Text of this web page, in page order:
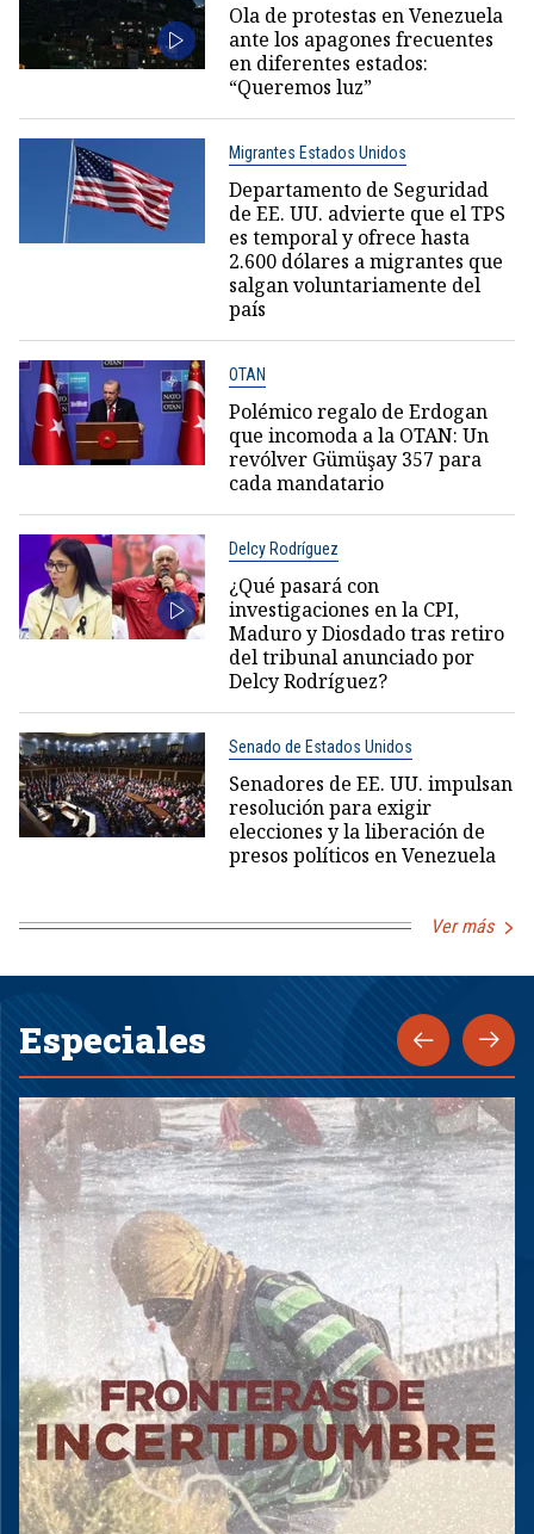
Ola de protestas en Venezuela
ante los apagones frecuentes
en diferentes estados:
“Queremos luz”
Migrantes Estados Unidos
Departamento de Seguridad
de EE. UU. advierte que el TPS
es temporal y ofrece hasta
2.600 dólares a migrantes que
salgan voluntariamente del
país
OTAN
Polémico regalo de Erdogan
que incomoda a la OTAN: Un
revólver Gümüşay 357 para
cada mandatario
Delcy Rodríguez
¿Qué pasará con
investigaciones en la CPI,
Maduro y Diosdado tras retiro
del tribunal anunciado por
Delcy Rodríguez?
Senado de Estados Unidos
Senadores de EE. UU. impulsan
resolución para exigir
elecciones y la liberación de
presos políticos en Venezuela
Ver más
Especiales